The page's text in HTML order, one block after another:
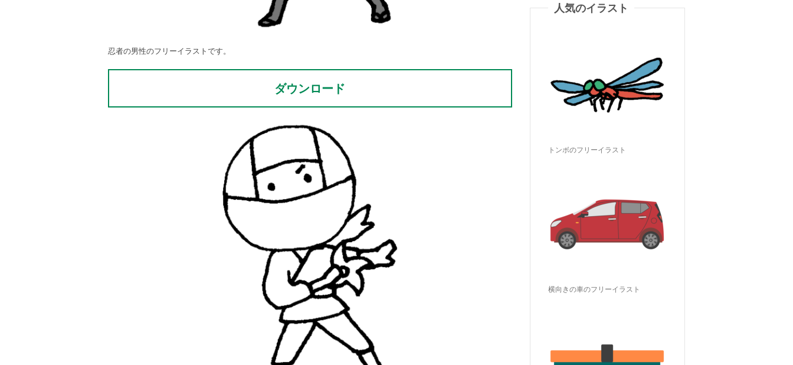
忍者の男性のフリーイラストです。
ダウンロード
人気のイラスト
トンボのフリーイラスト
横向きの車のフリーイラスト